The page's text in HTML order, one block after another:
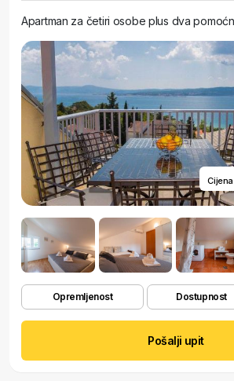
Apartman za četiri osobe plus dva
Opremljenost Dostupnost
Pošalji upit